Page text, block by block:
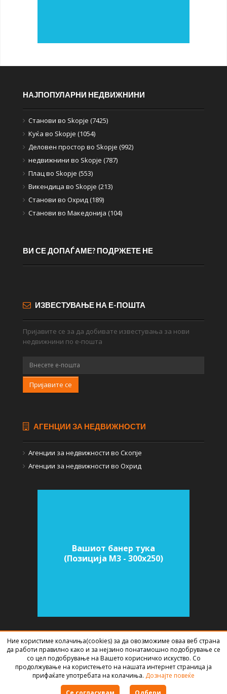
НАЈПОПУЛАРНИ НЕДВИЖНИНИ
Станови во Skopje (7425)
Куќа во Skopje (1054)
Деловен простор во Skopje (992)
недвижнини во Skopje (787)
Плац во Skopje (553)
Викендица во Skopje (213)
Станови во Охрид (189)
Станови во Македонија (104)
ВИ СЕ ДОПАЃАМЕ? ПОДРЖЕТЕ НЕ
ИЗВЕСТУВАЊЕ НА Е-ПОШТА
Пријавите се за да добивате известувања за нови
недвижнини по е-пошта
Пријавите се
АГЕНЦИИ ЗА НЕДВИЖНОСТИ
Агенции за недвижности во Скопје
Агенции за недвижности во Охрид
Вашиот банер тука
(Позиција M3 - 300х250)
СОФТВЕР ЗА АГЕНЦИИ ЗА НЕДВИЖНИНИИЗРАБОТЕН ОД BEST NET
STUDIO2026
Правила за користење
Ние користиме колачиња(cookies) за да овозможиме оваа веб страна
да работи правилно како и за нејзино понатамошно подобрување се
со цел подобрување на Вашето корисничко искуство. Со
продолжување на користењето на нашата интернет страница ја
прифаќате употребата на колачиња. Дознајте повеќе